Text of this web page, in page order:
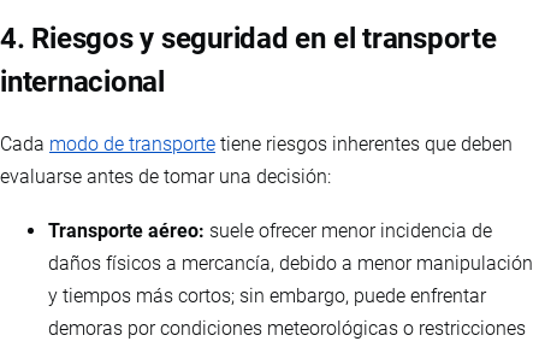
4. Riesgos y seguridad en el transporte
internacional
Cada modo de transporte tiene riesgos inherentes que deben
evaluarse antes de tomar una decisión:
Transporte aéreo: suele ofrecer menor incidencia de
daños físicos a mercancía, debido a menor manipulación
y tiempos más cortos; sin embargo, puede enfrentar
demoras por condiciones meteorológicas o restricciones